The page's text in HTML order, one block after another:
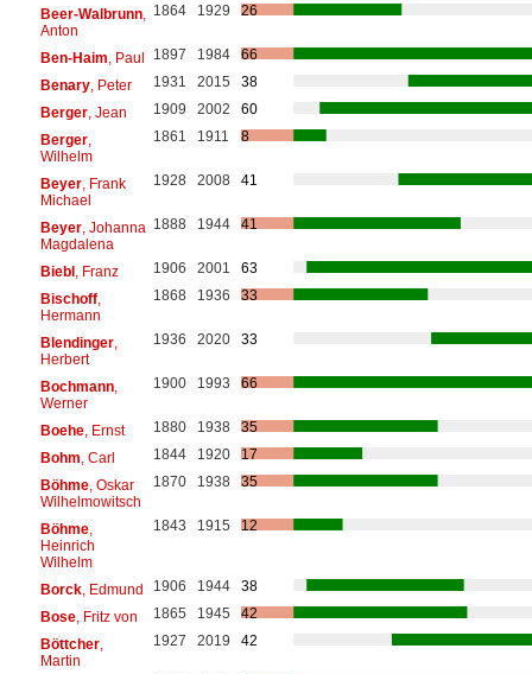
Beer-Walbrunn,
Anton
1864 1929 26
Ben-Haim , Paul 1897 1984
66
Benary, Peter 1931 2015
38
Berger, Jean 1909 2002
60
Berger,
Wilhelm
1861 1911 8
Beyer, Frank
Michael
1928 2008 41
Beyer, Johanna
Magdalena
1888 1944 41
Biebl, Franz 1906 2001
63
Bischoff,
Hermann
1868 1936 33
Blendinger,
Herbert
1936 2020 33
Bochmann,
Werner
1900 1993 66
Boehe, Ernst 1880 1938
35
Bohm , Carl 1844 1920
17
Böhme, Oskar
Wilhelmowitsch
1870 1938 35
Böhme,
Heinrich
Wilhelm
1843 1915 12
Borck, Edmund 1906 1944
38
Bose, Fritz von 1865 1945
42
Böttcher,
Martin
1927 2019 42